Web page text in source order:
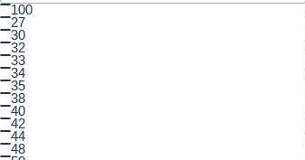
100
27
30
32
33
34
35
38
40
42
44
48